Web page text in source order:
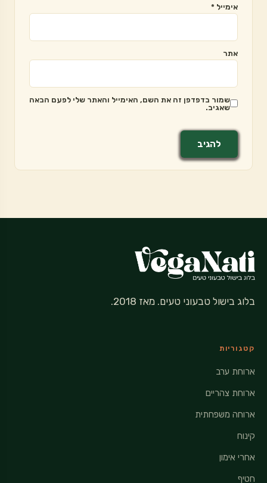
אימייל *
אתר
שמור בדפדפן זה את השם, האימייל והאתר שלי לפעם הבאה
שאגיב.
בלוג בישול טבעוני טעים. מאז 2018.
קטגוריות
ארוחת ערב
ארוחת צהריים
ארוחה משפחתית
קינוח
אחרי אימון
חטיף